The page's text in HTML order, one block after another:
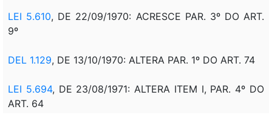
LEI 5.610, DE 22/09/1970: ACRESCE PAR. 3º DO ART.
9º
DEL 1.129, DE 13/10/1970: ALTERA PAR. 1º DO ART. 74
LEI 5.694, DE 23/08/1971: ALTERA ITEM I, PAR. 4º DO
ART. 64